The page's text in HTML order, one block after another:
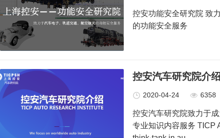
控安功能安全研究院 致
的功能安全服务
控安汽车研究院介
2020-04-24 6358
控安汽车研究院致力于
专业知识内容服务 TICP